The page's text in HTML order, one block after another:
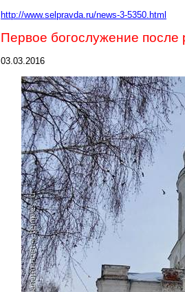
http://www.selpravda.ru/news-3-5350.html
Первое богослужение после
03.03.2016